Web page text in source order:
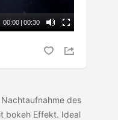
00:00 | 00:30
des
bokeh Effekt. Ideal